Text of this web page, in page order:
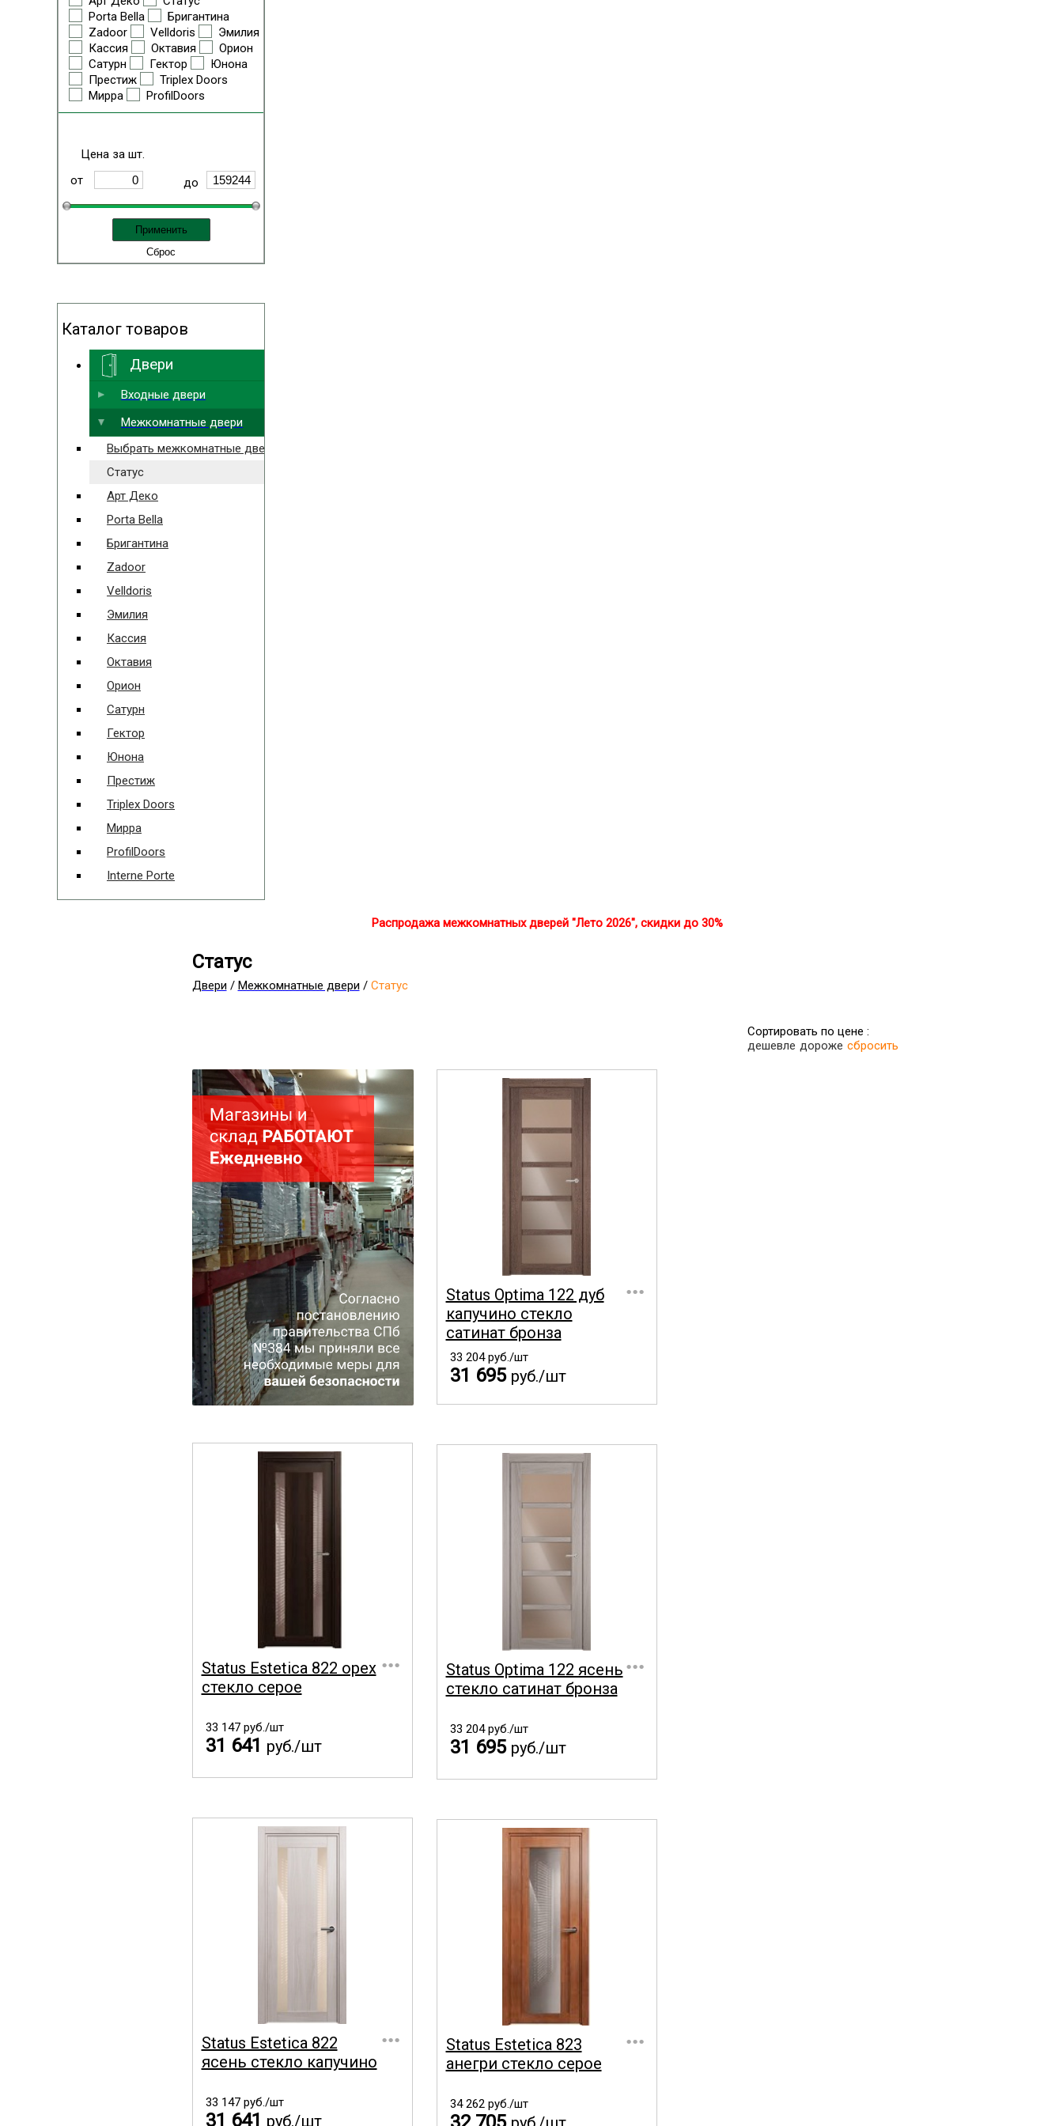
Porta Bella
Бригантина
Zadoor
Velldoris
Эмилия
Кассия
Октавия
Орион
Сатурн
Гектор
Юнона
Престиж
Triplex Doors
Мирра
ProfilDoors
Цена за шт.
от
до
Каталог товаров
Двери
Входные двери
Межкомнатные двери
Выбрать межкомнатные двери
Статус
Арт Деко
Porta Bella
Бригантина
Zadoor
Velldoris
Эмилия
Кассия
Октавия
Орион
Сатурн
Гектор
Юнона
Престиж
Triplex Doors
Мирра
ProfilDoors
Interne Porte
Распродажа межкомнатных дверей "Лето 2026", скидки до 30%
Статус
Двери / Межкомнатные двери / Статус
Сортировать по цене :
дешевле дороже сбросить
Status Estetica 822 орех
стекло серое
...
33 147 руб./шт
31 641 руб./шт
Status Estetica 822
ясень стекло капучино
...
33 147 руб./шт
31 641 руб./шт
Status Optima 122 дуб
капучино стекло
сатинат бронза
...
33 204руб./шт
31 695 руб./шт
Status Optima 122 ясень
стекло сатинат бронза
...
33 204руб./шт
31 695 руб./шт
Status Estetica 823
анегри стекло серое
...
34 262 руб./шт